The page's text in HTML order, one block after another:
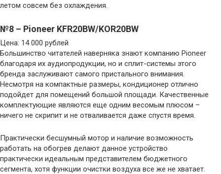
летом совсем без охлаждения.
№8 – Pioneer KFR20BW/KOR20BW
Цена: 14 000 рублей
Большинство читателей наверняка знают компанию Pioneer
благодаря их аудиопродукции, но и сплит-системы этого
бренда заслуживают самого пристального внимания.
Несмотря на компактные размеры, кондиционер отлично
подойдет для помещений большой площади. Качественные
комплектующие являются еще одним весомым плюсом –
ничего не скрипит и не отваливается даже спустя время.
Практически бесшумный мотор и наличие возможность
работать на обогрев делают данное устройство
практически идеальным представителем бюджетного
сегмента, хотя функции очистки воздуха все же не хватает.